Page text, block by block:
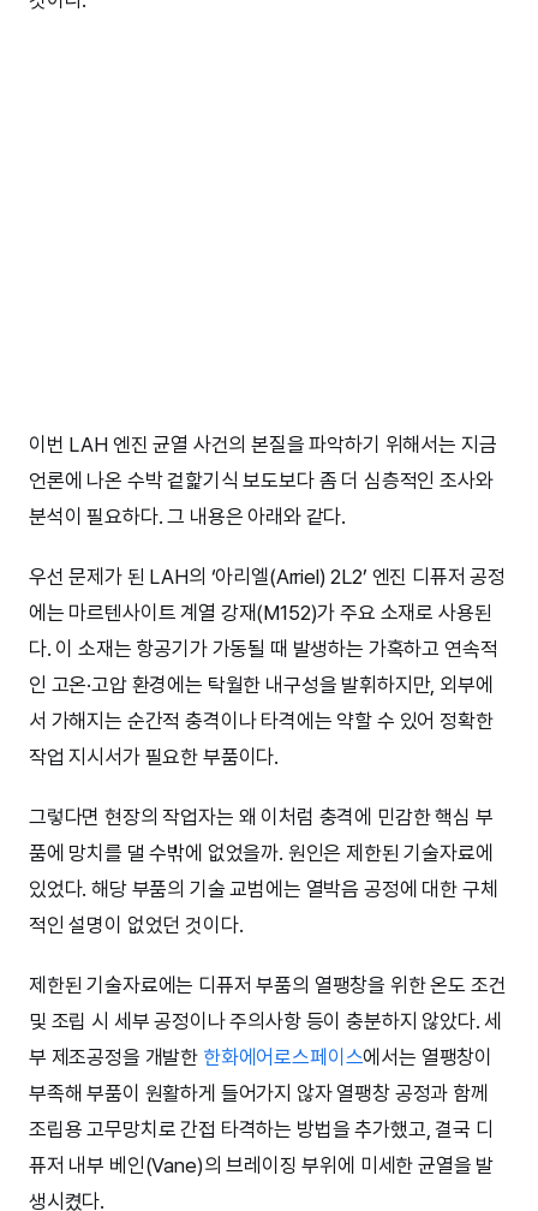
이번 LAH 엔진 균열 사건의 본질을 파악하기 위해서는 지금
언론에 나온 수박 겉핥기식 보도보다 좀 더 심층적인 조사와
분석이 필요하다. 그 내용은 아래와 같다.
우선 문제가 된 LAH의 ‘아리엘(Arriel) 2L2’ 엔진 디퓨저 공정
에는 마르텐사이트 계열 강재(M152)가 주요 소재로 사용된
다. 이 소재는 항공기가 가동될 때 발생하는 가혹하고 연속적
인 고온·고압 환경에는 탁월한 내구성을 발휘하지만, 외부에
서 가해지는 순간적 충격이나 타격에는 약할 수 있어 정확한
작업 지시서가 필요한 부품이다.
그렇다면 현장의 작업자는 왜 이처럼 충격에 민감한 핵심 부
품에 망치를 댈 수밖에 없었을까. 원인은 제한된 기술자료에
있었다. 해당 부품의 기술 교범에는 열박음 공정에 대한 구체
적인 설명이 없었던 것이다.
제한된 기술자료에는 디퓨저 부품의 열팽창을 위한 온도 조건
및 조립 시 세부 공정이나 주의사항 등이 충분하지 않았다. 세
부 제조공정을 개발한 한화에어로스페이스에서는 열팽창이
부족해 부품이 원활하게 들어가지 않자 열팽창 공정과 함께
조립용 고무망치로 간접 타격하는 방법을 추가했고, 결국 디
퓨저 내부 베인(Vane)의 브레이징 부위에 미세한 균열을 발
생시켰다.